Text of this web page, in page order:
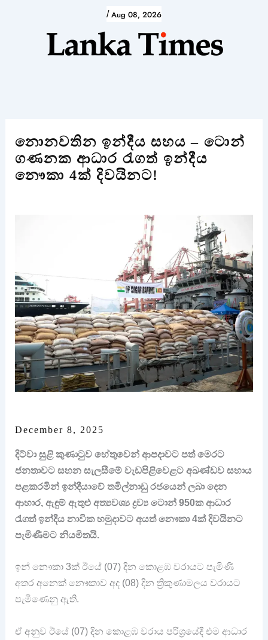
/ Aug 08, 2026
නොනවතින ඉන්දීය සහය – ටොන්
ගණනක ආධාර රැගත් ඉන්දීය
නෞකා 4ක් දිවයිනට!
December 8, 2025
දිට්වා සුළි කුණාටුව හේතුවෙන් ආපදාවට පත් මෙරට
ජනතාවට සහන සැලසීමේ වැඩපිළිවෙළට අඛණ්ඩව සහාය
පළකරමින් ඉන්දීයාවේ තමිල්නාඩු රජයෙන් ලබා දෙන
ආහාර, ඇඳුම් ඇතුළු අත්‍යවශ්‍ය ද්‍රව්‍ය ටොන් 950ක ආධාර
රැගත් ඉන්දීය නාවික හමුදාවට අයත් නෞකා 4ක් දිවයිනට
පැමිණීමට නියමිතයි.
ඉන් නෞකා 3ක් ඊයේ (07) දින කොළඹ වරායට පැමිණි
අතර අනෙක් නෞකාව අද (08) දින ත්‍රිකුණාමලය වරායට
පැමිණෙනු ඇති.
ඒ අනුව ඊයේ (07) දින කොළඹ වරාය පරිශ්‍රයේදී එම ආධාර